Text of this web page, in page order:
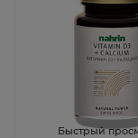
Быстрый